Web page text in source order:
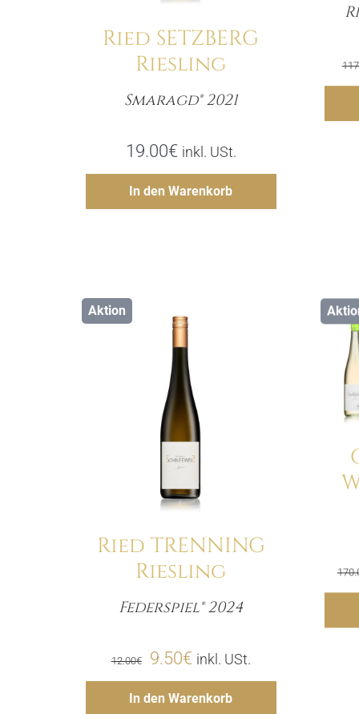
Ried SETZBERG
Riesling
Smaragd® 2021
19.00€ inkl. USt.
In den Warenkorb
Menge
Aktion
Ried TRENNING
Riesling
Federspiel® 2024
12.00€
Ursprünglicher
Preis
9.50€Aktueller
Preis
inkl. USt.
In den Warenkorb
Menge
Details